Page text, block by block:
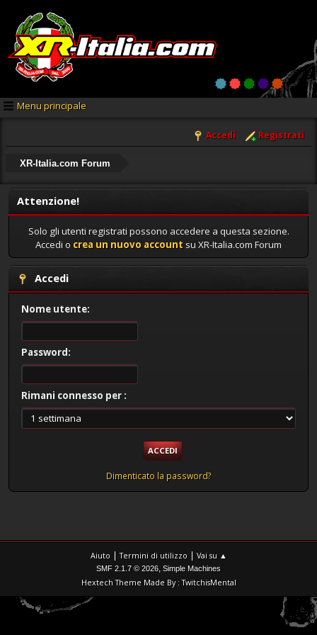
Menu principale
Accedi Registrati
XR-Italia.com Forum
Attenzione!
Solo gli utenti registrati possono accedere a questa sezione.
Accedi o crea un nuovo account su XR-Italia.com Forum
Accedi
Nome utente:
Password:
Rimani connesso per :
Dimenticato la password?
Aiuto |Termini di utilizzo | Vai su ▲
SMF 2.1.7 © 2026, Simple Machines
Hextech Theme Made By : TwitchisMental